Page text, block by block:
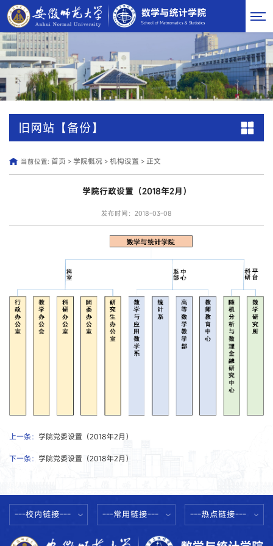
旧网站【备份】
当前位置: 首页 > 学院概况> 机构设置 > 正文
学院行政设置（2018年2月）
发布时间：2018-03-08
上一条： 学院党委设置（2018年2月）
下一条： 学院党委设置（2018年2月）
---校内链接--- ---常用链接--- ---热点链接---